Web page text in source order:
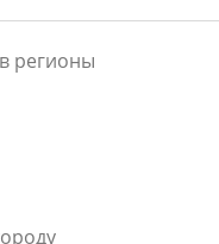
в регионы